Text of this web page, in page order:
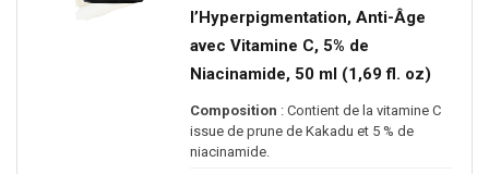
l’Hyperpigmentation, Anti-Âge
avec Vitamine C, 5% de
Niacinamide, 50 ml (1,69 fl. oz)
Composition : Contient de la vitamine C
issue de prune de Kakadu et 5 % de
niacinamide.